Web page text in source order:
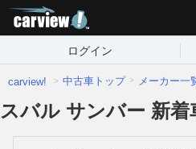
ログイン
carview! 中古車トップ メーカー一
スバル サンバー 新着